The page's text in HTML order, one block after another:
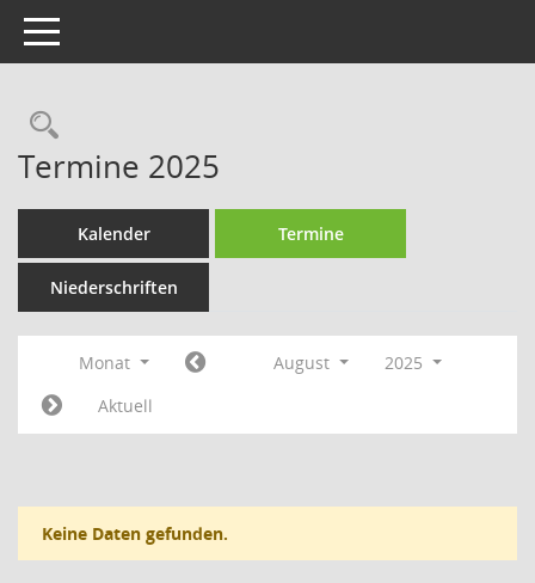
Toggle navigation
Rechercheauswahl
Termine 2025
Kalender Termine
Niederschriften
Monat August
2025
Aktuell
Keine Daten gefunden.